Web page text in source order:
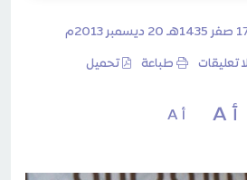
لا تعليقات طباعة تحميل
أ A أ A